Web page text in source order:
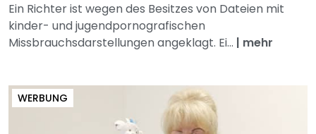
Ein Richter ist wegen des Besitzes von Dateien mit
kinder- und jugendpornografischen
Missbrauchsdarstellungen angeklagt. Ei... | mehr
WERBUNG